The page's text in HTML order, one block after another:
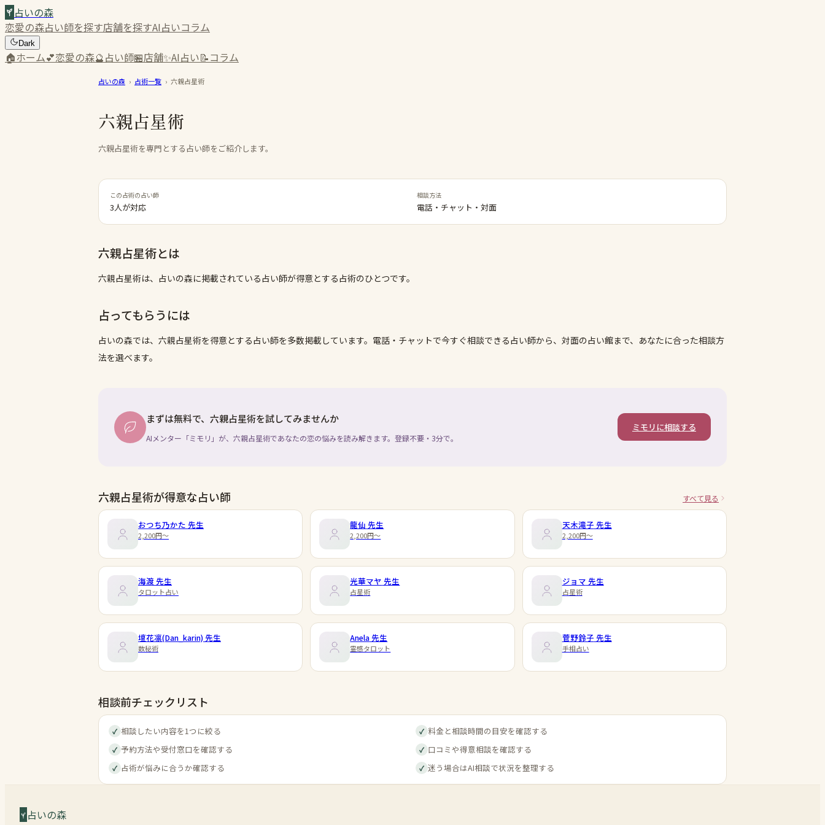
占いの森
恋愛の森占い師を探す店舗を探すAI占いコラム
Dark
🏠ホーム💕恋愛の森🔮占い師🏪店舗✨AI占い📝コラム
占いの森 › 占術一覧 › 六親占星術
六親占星術
六親占星術を専門とする占い師をご紹介します。
この占術の占い師
3人が対応
相談方法
電話・チャット・対面
六親占星術とは
六親占星術は、占いの森に掲載されている占い師が得意とする占術のひとつです。
占ってもらうには
占いの森では、 六親占星術を得意とする占い師を多数掲載しています。電話・チャットで今すぐ相談できる占い師から、対面の占い館まで、あなたに合った相談方
法を選べます。
まずは無料で、六親占星術を試してみませんか
AIメンター「ミモリ」が、六親占星術であなたの恋の悩みを読み解きます。登録不要・3分で。
ミモリに相談する
六親占星術が得意な占い師 すべて見る
おつち乃かた 先生
2,200円〜
龍仙 先生
2,200円〜
天木滝子 先生
2,200円〜
海渡先生
タロット占い
光華マヤ 先生
占星術
ジョマ 先生
占星術
壇花凛(Dan_karin)先生
数秘術
Anela先生
霊感タロット
菅野鈴子 先生
手相占い
相談前チェックリスト
✓ 相談したい内容を1つに絞る ✓ 料金と相談時間の目安を確認する
✓ 予約方法や受付窓口を確認する ✓ 口コミや得意相談を確認する
✓ 占術が悩みに合うか確認する ✓ 迷う場合はAI相談で状況を整理する
占いの森